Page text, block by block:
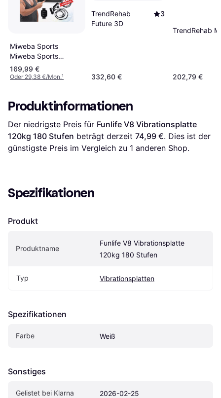
Miweba Sports
Miweba Sports
Vibrationsplatte
MV300, 4D-Wave-
Bluetooth, 16 Stufen,
169,99 €
Oder 29,38 €/Mon.¹
TrendRehab
Future 3D
3
332,60 €
TrendRehab
202,79 €
Produktinformationen
Der niedrigste Preis für Funlife V8 Vibrationsplatte
120kg 180 Stufen beträgt derzeit 74,99 €. Dies ist der
günstigste Preis im Vergleich zu 1 anderen Shop.
Spezifikationen
Produkt
Produktname
Funlife V8 Vibrationsplatte
120kg 180 Stufen
Typ Vibrationsplatten
Spezifikationen
Farbe Weiß
Sonstiges
Gelistet bei Klarna 2026-02-25